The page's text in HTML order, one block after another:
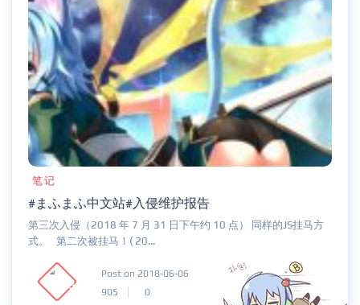
笔记
#まふまふ中文站#入侵维护报告
第三次入侵（2018 年 7 月 31 日下午约 10 点） 同样的JS挂马方
式。 第二次被挂马！( 20...
Post on 2018-06-06
905
0